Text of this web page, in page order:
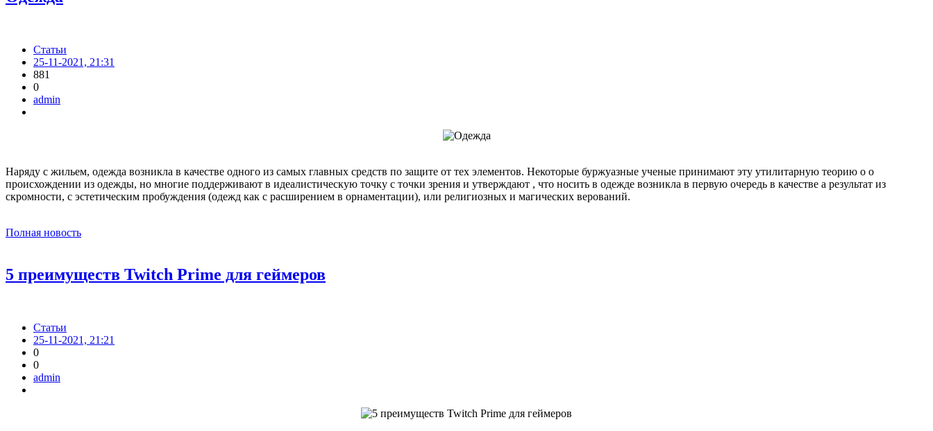
Статьи
25-11-2021, 21:31
881
0
admin
Наряду с жильем, одежда возникла в качестве одного из самых главных средств по защите от тех элементов. Некоторые буржуазные ученые принимают эту утилитарную теорию о о
происхождении из одежды, но многие поддерживают в идеалистическую точку с точки зрения и утверждают , что носить в одежде возникла в первую очередь в качестве а результат из
скромности, с эстетическим пробуждения (одежд как с расширением в орнаментации), или религиозных и магических верований.
Полная новость
5 преимуществ Twitch Prime для геймеров
Статьи
25-11-2021, 21:21
0
0
admin